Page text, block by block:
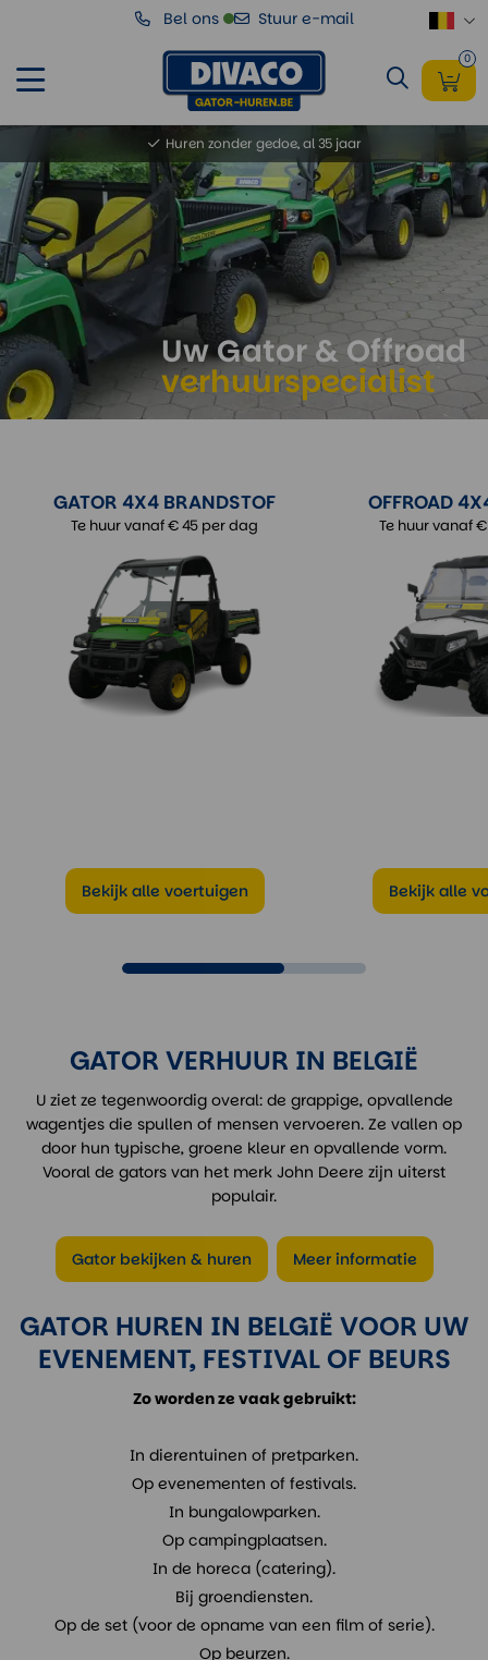
Bel ons Stuur e-mail
0
Huren zonder gedoe, al 35 jaar
Wij maken het eenvoudig en duidelijk
Meer dan 250 gators en golfkarren beschikbaar
Huren kan al vanaf 1 dag, in gans België
Onze klanten geven ons gemiddeld een 9,2
Uw Gator & Offroad
verhuurspecialist
GATOR 4X4 BRANDSTOF
Te huur vanaf € 45 per dag
Bekijk alle voertuigen
OFFROAD
Te huur vanaf
Bekijk alle
GATOR VERHUUR IN BELGIË
U ziet ze tegenwoordig overal: de grappige, opvallende
wagentjes die spullen of mensen vervoeren. Ze vallen op
door hun typische, groene kleur en opvallende vorm.
Vooral de gators van het merk John Deere zijn uiterst
populair.
Gator bekijken & huren Meer informatie
GATOR HUREN IN BELGIË VOOR UW
EVENEMENT, FESTIVAL OF BEURS
Zo worden ze vaak gebruikt:
In dierentuinen of pretparken.
Op evenementen of festivals.
In bungalowparken.
Op campingplaatsen.
In de horeca (catering).
Bij groendiensten.
Op de set (voor de opname van een film of serie).
Op beurzen.